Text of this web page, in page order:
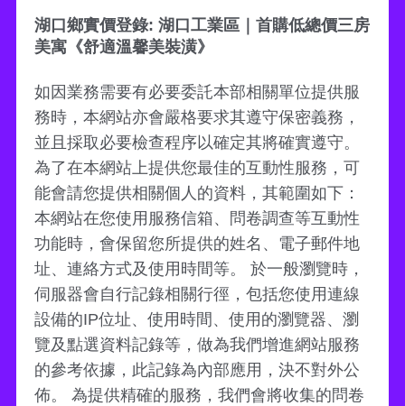
湖口鄉實價登錄: 湖口工業區｜首購低總價三房
美寓《舒適溫馨美裝潢》
如因業務需要有必要委託本部相關單位提供服
務時，本網站亦會嚴格要求其遵守保密義務，
並且採取必要檢查程序以確定其將確實遵守。
為了在本網站上提供您最佳的互動性服務，可
能會請您提供相關個人的資料，其範圍如下：
本網站在您使用服務信箱、問卷調查等互動性
功能時，會保留您所提供的姓名、電子郵件地
址、連絡方式及使用時間等。 於一般瀏覽時，
伺服器會自行記錄相關行徑，包括您使用連線
設備的IP位址、使用時間、使用的瀏覽器、瀏
覽及點選資料記錄等，做為我們增進網站服務
的參考依據，此記錄為內部應用，決不對外公
佈。 為提供精確的服務，我們會將收集的問卷